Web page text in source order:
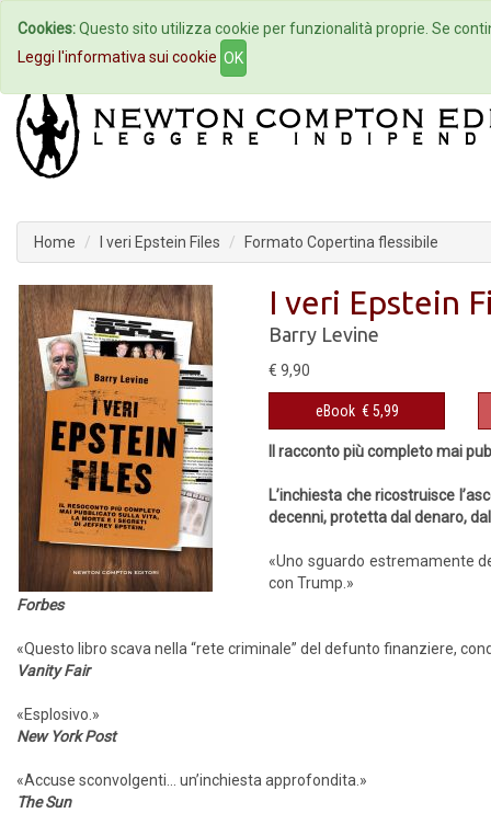
Home Autori Eventi
Home I veri Epstein Files Formato Copertina flessibile
I veri Epstein
Barry Levine
€ 9,90
eBook € 5,99
Il racconto più completo mai
L’inchiesta che ricostruisce
decenni, protetta dal denaro,
«Uno sguardo estremamente
con Trump.»
Forbes
«Questo libro scava nella “rete criminale” del defunto finanziere,
Vanity Fair
«Esplosivo.»
New York Post
«Accuse sconvolgenti… un’inchiesta approfondita.»
The Sun
Cookies:Questo sito utilizza cookie per funzionalità proprie. Se
Leggi l'informativa sui cookie OK